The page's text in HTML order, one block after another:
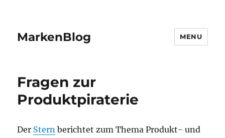
MarkenBlog MENU
Fragen zur
Produktpiraterie
Der Stern berichtet zum Thema Produkt- und